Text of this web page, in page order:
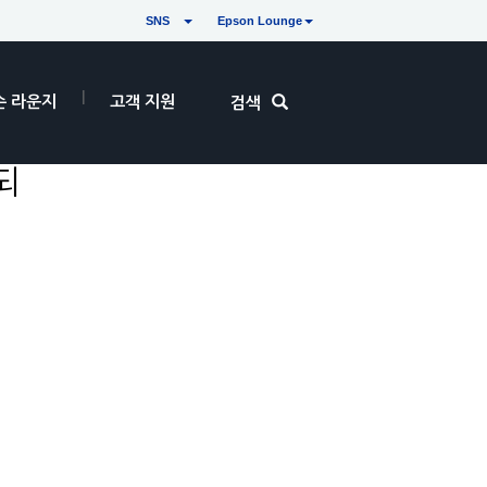
SNS Epson Lounge
라운지 고객 지원 검색